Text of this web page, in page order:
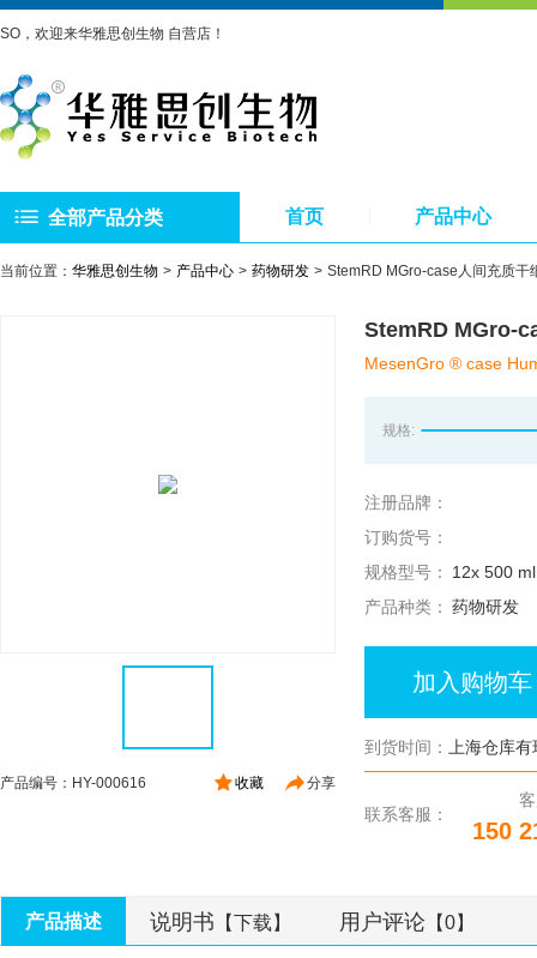
SO，欢迎来华雅思创生物 自营店！
全部产品分类 首页 产品中心
当前位置： 华雅思创生物 产品中心 药物研发 StemRD MGro-case人间充质干
分享
收藏
产品编号：HY-000616
StemRD MGro-
MesenGro ® case
规格:
注册品牌：
订购货号：
规格型号：
12x 500 ml
产品种类： 药物研发
加入购物车
到货时间： 上海仓库
联系客服：
150
产品描述 说明书 【下载】 用户评论 【0】